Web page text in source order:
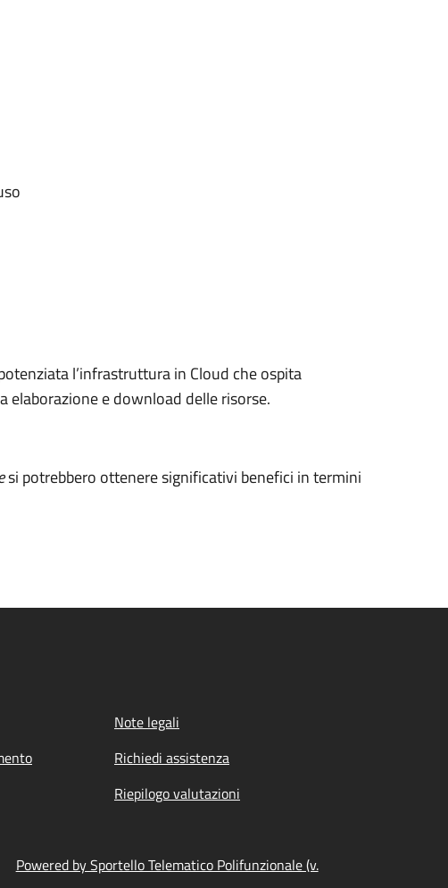
l’infrastruttura in Cloud che ospita
elaborazione e download delle risorse.
si potrebbero ottenere significativi benefici in termini
Note legali
Richiedi assistenza
Riepilogo valutazioni
Powered by Sportello Telematico Polifunzionale (v.